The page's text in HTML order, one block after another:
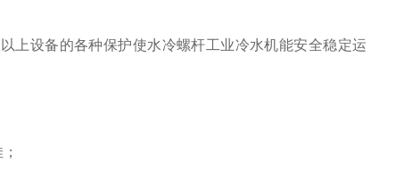
上设备的各种保护使水冷螺杆工业冷水机能安全稳定运